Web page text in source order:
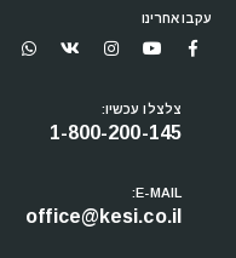
עקבו אחרינו
צלצלו עכשיו:
1-800-200-145
E-MAIL:
office@kesi.co.il